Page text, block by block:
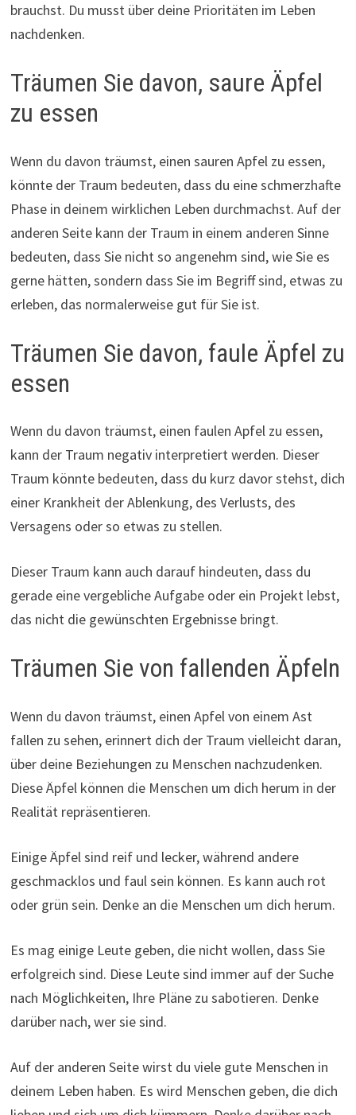
brauchst. Du musst über deine Prioritäten im Leben
nachdenken.
Träumen Sie davon, saure Äpfel
zu essen
Wenn du davon träumst, einen sauren Apfel zu essen,
könnte der Traum bedeuten, dass du eine schmerzhafte
Phase in deinem wirklichen Leben durchmachst. Auf der
anderen Seite kann der Traum in einem anderen Sinne
bedeuten, dass Sie nicht so angenehm sind, wie Sie es
gerne hätten, sondern dass Sie im Begriff sind, etwas zu
erleben, das normalerweise gut für Sie ist.
Träumen Sie davon, faule Äpfel zu
essen
Wenn du davon träumst, einen faulen Apfel zu essen,
kann der Traum negativ interpretiert werden. Dieser
Traum könnte bedeuten, dass du kurz davor stehst, dich
einer Krankheit der Ablenkung, des Verlusts, des
Versagens oder so etwas zu stellen.
Dieser Traum kann auch darauf hindeuten, dass du
gerade eine vergebliche Aufgabe oder ein Projekt lebst,
das nicht die gewünschten Ergebnisse bringt.
Träumen Sie von fallenden Äpfeln
Wenn du davon träumst, einen Apfel von einem Ast
fallen zu sehen, erinnert dich der Traum vielleicht daran,
über deine Beziehungen zu Menschen nachzudenken.
Diese Äpfel können die Menschen um dich herum in der
Realität repräsentieren.
Einige Äpfel sind reif und lecker, während andere
geschmacklos und faul sein können. Es kann auch rot
oder grün sein. Denke an die Menschen um dich herum.
Es mag einige Leute geben, die nicht wollen, dass Sie
erfolgreich sind. Diese Leute sind immer auf der Suche
nach Möglichkeiten, Ihre Pläne zu sabotieren. Denke
darüber nach, wer sie sind.
Auf der anderen Seite wirst du viele gute Menschen in
deinem Leben haben. Es wird Menschen geben, die dich